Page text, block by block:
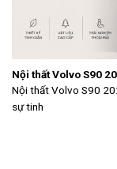
Nội thất Volvo S90
Nội thất Volvo S90
sự tinh